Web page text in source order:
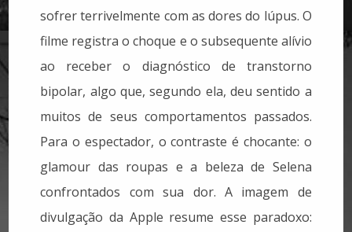
sofrer terrivelmente com as dores do lúpus. O
filme registra o choque e o subsequente alívio
ao receber o diagnóstico de transtorno
bipolar, algo que, segundo ela, deu sentido a
muitos de seus comportamentos passados.
Para o espectador, o contraste é chocante: o
glamour das roupas e a beleza de Selena
confrontados com sua dor. A imagem de
divulgação da Apple resume esse paradoxo: